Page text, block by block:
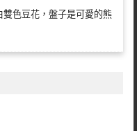
色豆花，盤子是可愛的熊